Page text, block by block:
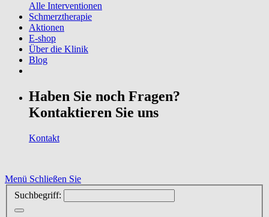
Alle Interventionen
Schmerztherapie
Aktionen
E-shop
Über die Klinik
Blog
Haben Sie noch Fragen?
Kontaktieren Sie uns
Kontakt
Menü Schließen Sie
Suchbegriff: